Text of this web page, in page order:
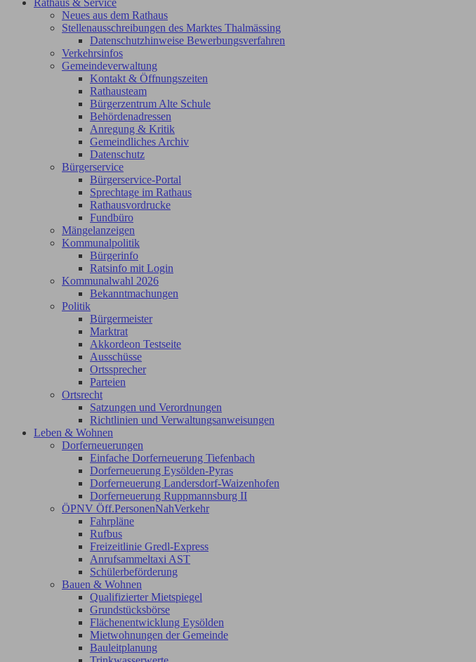
Neues aus dem Rathaus
Stellenausschreibungen des Marktes Thalmässing
Datenschutzhinweise Bewerbungsverfahren
Verkehrsinfos
Gemeindeverwaltung
Kontakt & Öffnungszeiten
Rathausteam
Bürgerzentrum Alte Schule
Behördenadressen
Anregung & Kritik
Gemeindliches Archiv
Datenschutz
Bürgerservice
Bürgerservice-Portal
Sprechtage im Rathaus
Rathausvordrucke
Fundbüro
Mängelanzeigen
Kommunalpolitik
Bürgerinfo
Ratsinfo mit Login
Kommunalwahl 2026
Bekanntmachungen
Politik
Bürgermeister
Marktrat
Akkordeon Testseite
Ausschüsse
Ortssprecher
Parteien
Ortsrecht
Satzungen und Verordnungen
Richtlinien und Verwaltungsanweisungen
Leben & Wohnen
Dorferneuerungen
Einfache Dorferneuerung Tiefenbach
Dorferneuerung Eysölden-Pyras
Dorferneuerung Landersdorf-Waizenhofen
Dorferneuerung Ruppmannsburg II
ÖPNV Öff.PersonenNahVerkehr
Fahrpläne
Rufbus
Freizeitlinie Gredl-Express
Anrufsammeltaxi AST
Schülerbeförderung
Bauen & Wohnen
Qualifizierter Mietspiegel
Grundstücksbörse
Flächenentwicklung Eysölden
Mietwohnungen der Gemeinde
Bauleitplanung